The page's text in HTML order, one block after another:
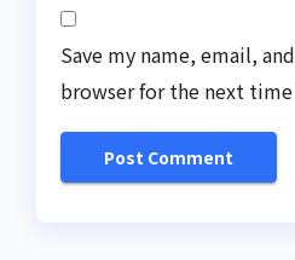
Save my name, email,
browser for the next